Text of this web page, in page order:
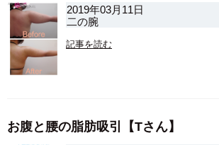
2019年03月11日
二の腕
記事を読む
お腹と腰の脂肪吸引【Tさん】